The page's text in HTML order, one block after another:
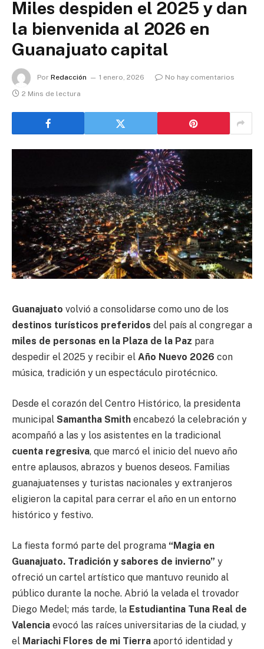
Miles despiden el 2025 y dan
la bienvenida al 2026 en
Guanajuato capital
Por Redacción 1 enero, 2026
No hay comentarios
2 Mins de lectura
Guanajuato volvió a consolidarse como uno de los
destinos turísticos preferidos del país al congregar a
miles de personas en la Plaza de la Paz para
despedir el 2025 y recibir el Año Nuevo 2026 con
música, tradición y un espectáculo pirotécnico.
Desde el corazón del Centro Histórico, la presidenta
municipal Samantha Smith encabezó la celebración y
acompañó a las y los asistentes en la tradicional
cuenta regresiva, que marcó el inicio del nuevo año
entre aplausos, abrazos y buenos deseos. Familias
guanajuatenses y turistas nacionales y extranjeros
eligieron la capital para cerrar el año en un entorno
histórico y festivo.
La fiesta formó parte del programa “Magia en
Guanajuato. Tradición y sabores de invierno” y
ofreció un cartel artístico que mantuvo reunido al
público durante la noche. Abrió la velada el trovador
Diego Medel; más tarde, la Estudiantina Tuna Real de
Valencia evocó las raíces universitarias de la ciudad, y
el Mariachi Flores de mi Tierra aportó identidad y